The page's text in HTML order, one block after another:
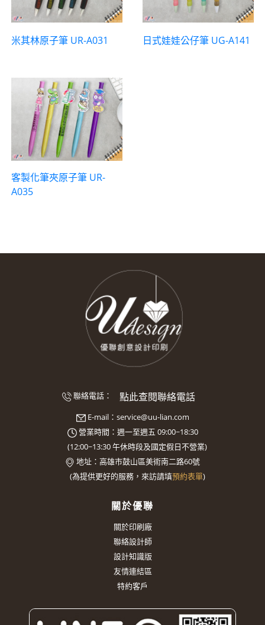
米其林原子筆 UR-A031 日式娃娃公仔筆 UG-A141
客製化筆夾原子筆 UR-
A035
聯絡電話： 點此查閱聯絡電話
E-mail： service@uu-lian.com
營業時間：週一至週五 09:00~18:30
(12:00~13:30午休時段及國定假日不營業)
地址： 高雄市鼓山區美術南二路60號
(為提供更好的服務，來訪請填預約表單)
關於優聯
關於印刷廠
聯絡設計師
設計知識版
友情連結區
特約客戶